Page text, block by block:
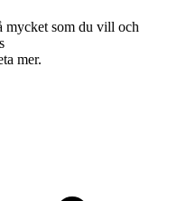
mycket som du vill och
mer.